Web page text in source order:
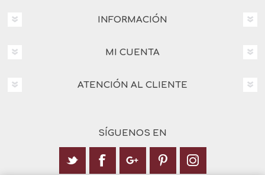
INFORMACIÓN
MI CUENTA
ATENCIÓN AL CLIENTE
SÍGUENOS EN